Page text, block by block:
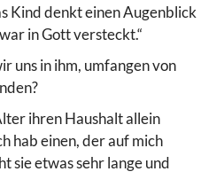
Kind denkt einen Augenblick
in Gott versteckt.“
uns in ihm, umfangen von
ihren Haushalt allein
hab einen, der auf mich
sie etwas sehr lange und